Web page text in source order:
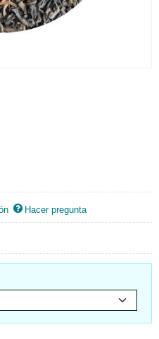
Hacer pregunta